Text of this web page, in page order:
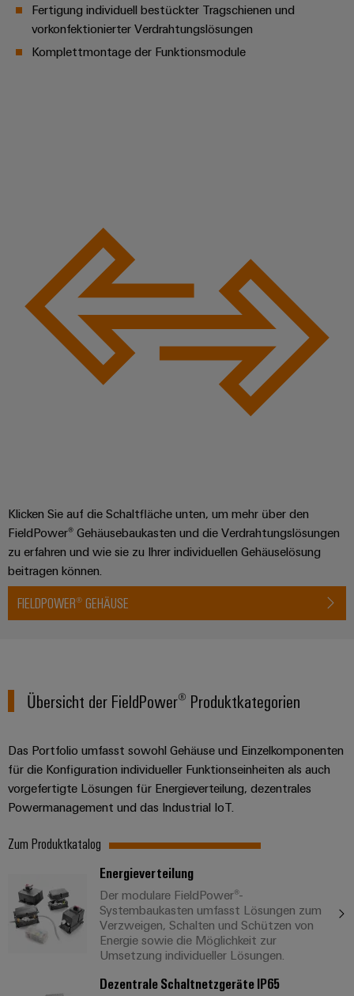
Weidmüller
Digital
Fertigung individuell bestückter Tragschienen und
vorkonfektionierter Verdrahtungslösungen
Komplettmontage der Funktionsmodule
Klicken Sie auf die Schaltfläche unten, um mehr über den
FieldPower® Gehäusebaukasten und die Verdrahtungslösungen
zu erfahren und wie sie zu Ihrer individuellen Gehäuselösung
beitragen können.
FIELDPOWER® GEHÄUSE
Übersicht der FieldPower® Produktkategorien
Das Portfolio umfasst sowohl Gehäuse und Einzelkomponenten
für die Konfiguration individueller Funktionseinheiten als auch
vorgefertigte Lösungen für Energieverteilung, dezentrales
Powermanagement und das Industrial IoT.
Zum Produktkatalog
Energieverteilung
Der modulare FieldPower®-
Systembaukasten umfasst Lösungen zum
Verzweigen, Schalten und Schützen von
Energie sowie die Möglichkeit zur
Umsetzung individueller Lösungen.
Dezentrale Schaltnetzgeräte IP65